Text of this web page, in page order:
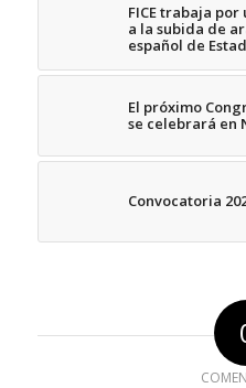
FICE trabaja
a la subida de
español de
El próximo
se celebrará en
Convocatoria